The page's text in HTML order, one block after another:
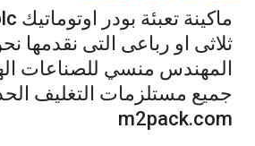
ثلاثى او رباعى التى نقدمها
المهندس منسي للصناعات
جميع مستلزمات التغليف
m2pack.com